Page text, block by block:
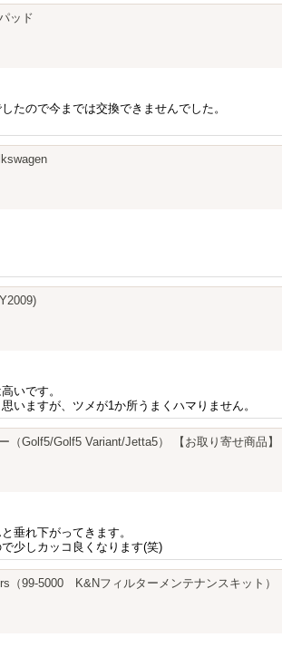
ッド
たので今までは交換できませんでした。
いです。
いますが、ツメが1か所うまくハマりません。
（Golf5/Golf5 Variant/Jetta5） 【お取り寄せ商品】
垂れ下がってきます。
少しカッコ良くなります(笑)
（99-5000 K&Nフィルターメンテナンスキット）